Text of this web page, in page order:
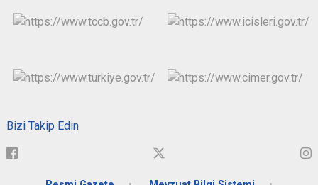
Bizi Takip Edin